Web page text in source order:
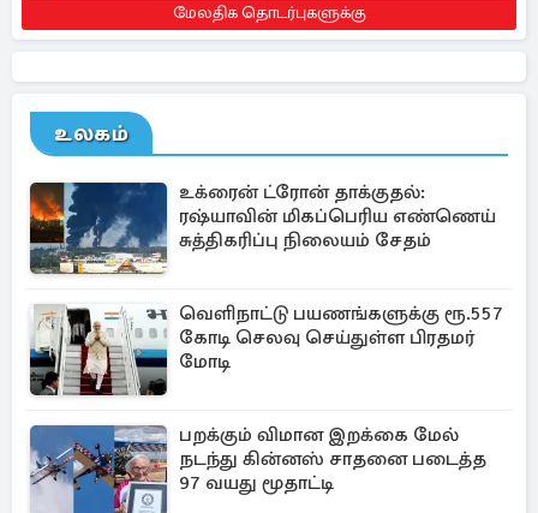
மேலதிக தொடர்புகளுக்கு
உலகம்
உக்ரைன் ட்ரோன் தாக்குதல்:
ரஷ்யாவின் மிகப்பெரிய எண்ணெய்
சுத்திகரிப்பு நிலையம் சேதம்
வெளிநாட்டு பயணங்களுக்கு ரூ.557
கோடி செலவு செய்துள்ள பிரதமர்
மோடி
பறக்கும் விமான இறக்கை மேல்
நடந்து கின்னஸ் சாதனை படைத்த
97 வயது மூதாட்டி